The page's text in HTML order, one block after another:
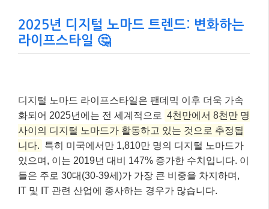
2025년 디지털 노마드 트렌드: 변화하는
라이프스타일 🤔
디지털 노마드 라이프스타일은 팬데믹 이후 더욱 가속
화되어 2025년에는 전 세계적으로 4천만에서 8천만 명
사이의 디지털 노마드가 활동하고 있는 것으로 추정됩
니다. 특히 미국에서만 1,810만 명의 디지털 노마드가
있으며, 이는 2019년 대비 147% 증가한 수치입니다. 이
들은 주로 30대(30-39세)가 가장 큰 비중을 차지하며,
IT 및 IT 관련 산업에 종사하는 경우가 많습니다.